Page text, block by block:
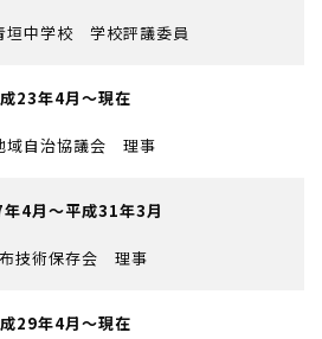
垣中学校 学校評議委員
23年4月～現在
域自治協議会 理事
4月～平成31年3月
技術保存会 理事
29年4月～現在